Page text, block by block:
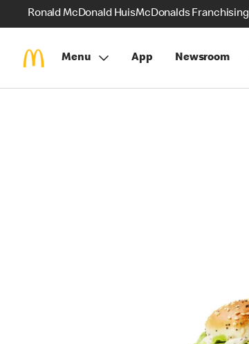
Ronald McDonald HuisMcDonalds Franchising
Menu App Newsroom